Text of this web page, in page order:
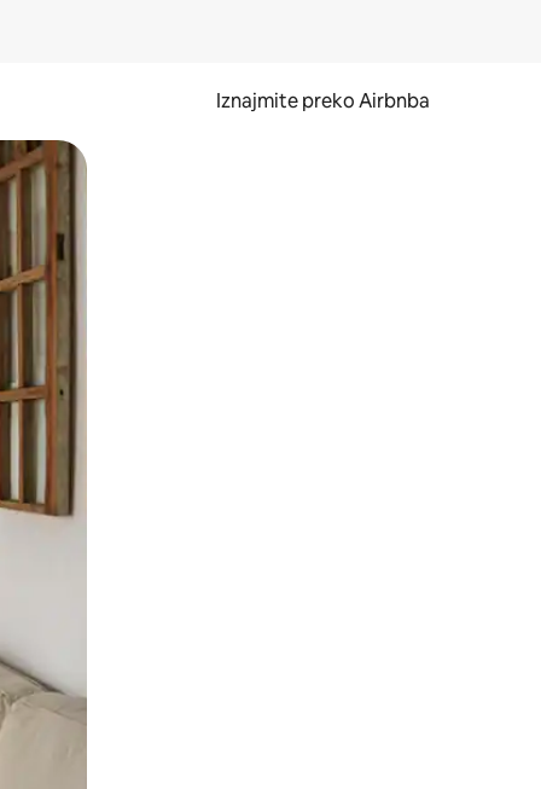
Iznajmite preko Airbnba
prstom po zaslonu.